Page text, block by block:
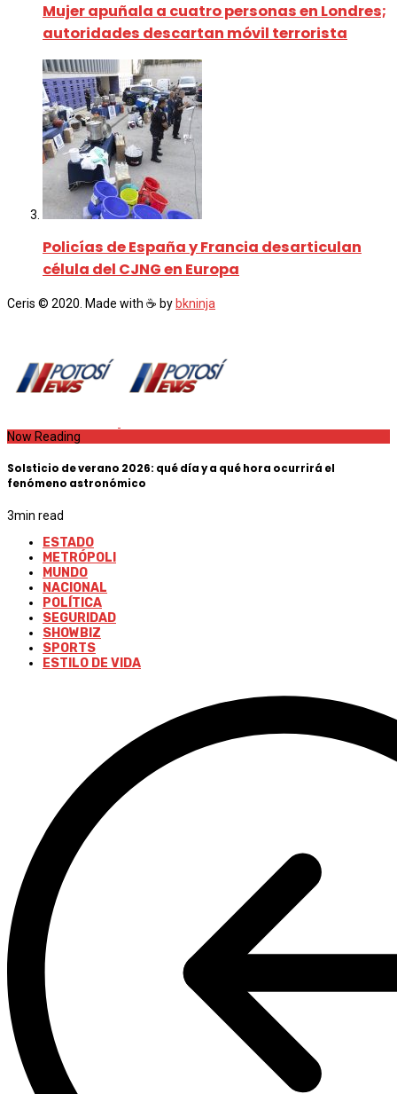
Mujer apuñala a cuatro personas en Londres;
autoridades descartan móvil terrorista
Policías de España y Francia desarticulan
célula del CJNG en Europa
Ceris © 2020. Made with ☕ by bkninja
Now Reading
Solsticio de verano 2026: qué día y a qué hora ocurrirá el
fenómeno astronómico
3min read
ESTADO
METRÓPOLI
MUNDO
NACIONAL
POLÍTICA
SEGURIDAD
SHOWBIZ
SPORTS
ESTILO DE VIDA